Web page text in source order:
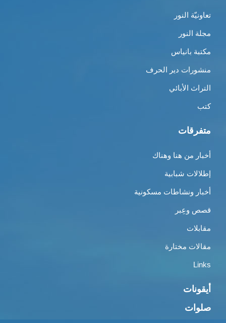
تعاونيّة النور
مجلة النور
مكتبة بانياس
منشورات دير الحرف
التراث الأبائي
كتب
متفرقات
أخبار من هنا وهناك
إطلالات شبابية
أخبار ونشاطات مسكونية
قصص وعِبر
مقابلات
مقالات مختارة
Links
أيقونات
صلوات